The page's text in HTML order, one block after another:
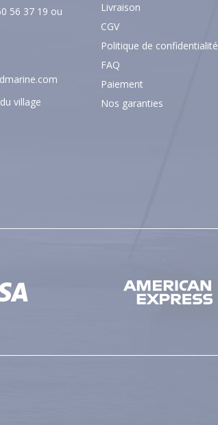
56 37 19 ou
village
Livraison
CGV
Politique de confidentialité
FAQ
Paiement
Nos garanties